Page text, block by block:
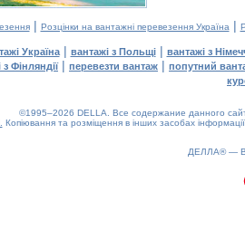
| Розцінки на вантажні перевезення Україна |
Україна| вантажі з Польщі| вантажі з
з Фінляндії| перевезти вантаж | попутний
©1995–2026 DELLA. Все содержание данного
Копіювання та розміщення в інших засобах
ДЕЛЛА® —